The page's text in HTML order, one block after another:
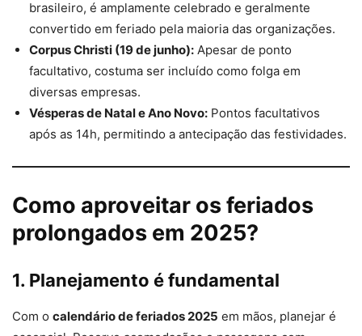
brasileiro, é amplamente celebrado e geralmente
convertido em feriado pela maioria das organizações.
Corpus Christi (19 de junho): Apesar de ponto
facultativo, costuma ser incluído como folga em
diversas empresas.
Vésperas de Natal e Ano Novo: Pontos facultativos
após as 14h, permitindo a antecipação das festividades.
Como aproveitar os feriados
prolongados em 2025?
1. Planejamento é fundamental
Com o calendário de feriados 2025 em mãos, planejar é